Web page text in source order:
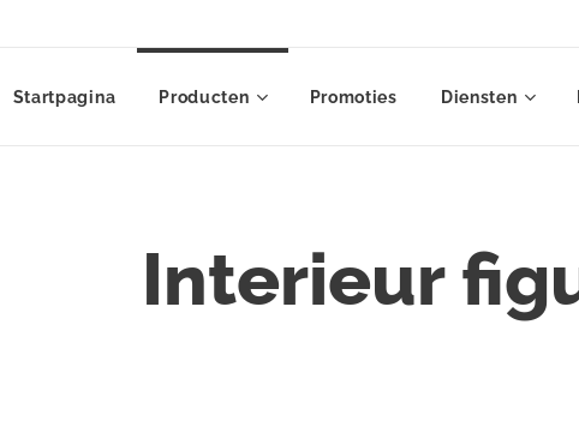
Startpagina Producten Promoties Diensten
Interieur